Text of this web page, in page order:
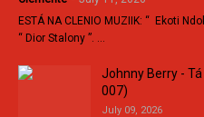
ESTÁ NA CLENIO MUZIIK: “ Ekoti
“ Dior Stalony ”. …
Johnny Berry -
007)
July 09, 2026